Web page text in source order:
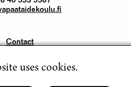
Contact
Youtube LinkedIn
uses cookies.